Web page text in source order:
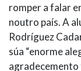
romper a falar
noutro país. A
Rodríguez
súa “enorme
agradecemento